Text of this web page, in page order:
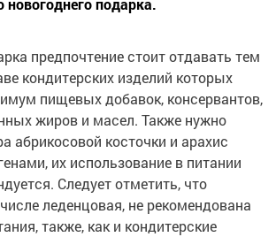
новогоднего подарка.
предпочтение стоит отдавать тем
кондитерских изделий которых
пищевых добавок, консервантов,
жиров и масел. Также нужно
абрикосовой косточки и арахис
их использование в питании
Следует отметить, что
леденцовая, не рекомендована
также, как и кондитерские